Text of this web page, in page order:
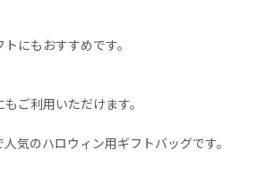
にもおすすめです。
ご利用いただけます。
気のハロウィン用ギフトバッグです。